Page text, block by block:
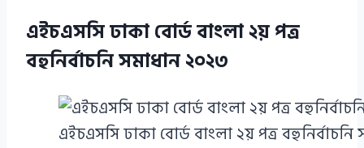
এইচএসসি ঢাকা বোর্ড বাংলা ২য় পত্র
বহুনির্বাচনি সমাধান ২০২৩
এইচএসসি ঢাকা বোর্ড বাংলা ২য় পত্র বহুনির্বাচনি